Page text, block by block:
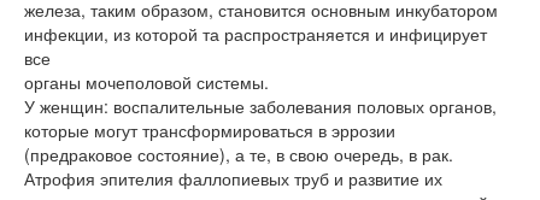
железа, таким образом, становится основным инкубатором
инфекции, из которой та распространяется и инфицирует
все
органы мочеполовой системы.
У женщин: воспалительные заболевания половых органов,
которые могут трансформироваться в эррозии
(предраковое состояние), а те, в свою очередь, в рак.
Атрофия эпителия фаллопиевых труб и развитие их